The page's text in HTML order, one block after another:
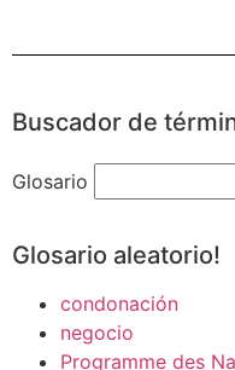
Buscador de
Glosario
Glosario aleatorio!
condonación
negocio
Programme des